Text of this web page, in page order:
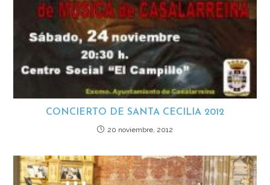
CONCIERTO DE SANTA CECILIA 2012
20 noviembre, 2012